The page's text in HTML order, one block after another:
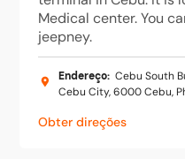
Medical center. You
jeepney.
Endereço: Cebu South
Cebu City, 6000 Cebu,
Obter direções